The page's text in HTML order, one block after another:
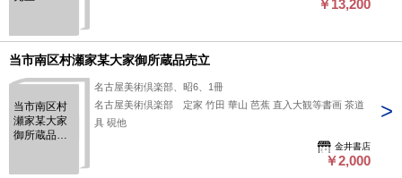
￥13,200
当市南区村瀬家某大家御所蔵品売立
当市南区村
瀬家某大家
御所蔵品売
名古屋美術倶楽部、昭6、1冊
名古屋美術倶楽部 定家 竹田 華山 芭蕉 直入大観等書画 茶道
具 硯他
金井書店
￥2,000